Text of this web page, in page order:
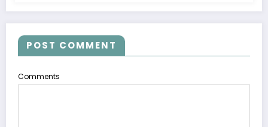
POST COMMENT
Comments